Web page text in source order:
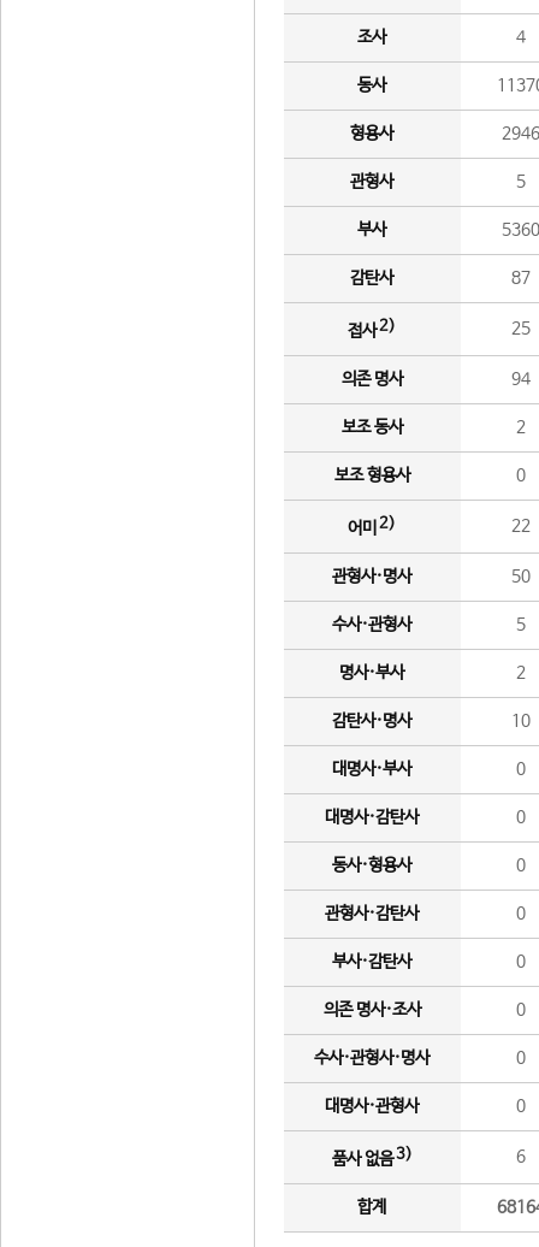
조사 4
동사
형용사 2946
관형사 5
부사 5360
감탄사 87
접사2) 25
의존 명사 94
보조 동사 2
보조 형용사 0
어미 2) 22
관형사·명사 50
수사·관형사 5
명사·부사 2
감탄사·명사 10
대명사·부사 0
대명사·감탄사 0
동사·형용사 0
관형사·감탄사 0
부사·감탄사 0
의존 명사·조사 0
수사·관형사·명사 0
대명사·관형사 0
품사 없음3) 6
합계